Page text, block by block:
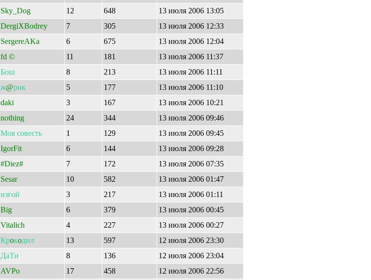
Sky_Dog 12 648
13 июля 2006 13:05
DergiXBodrey 7 305
13 июля 2006 12:33
SergereAKa 6 675
13 июля 2006 12:04
fd © 11 181
13 июля 2006 11:37
Бош 8 213
13 июля 2006 11:11
ж@рик 5 177
13 июля 2006 11:10
daki 3 167
13 июля 2006 10:21
nothing 24 344
13 июля 2006 09:46
Моя совесть 1 129
13 июля 2006 09:45
IgorFit 6 144
13 июля 2006 09:28
#Diez# 7 172
13 июля 2006 07:35
Sesar 10 582
13 июля 2006 01:47
изгой 3 217
13 июля 2006 01:11
Big 6 379
13 июля 2006 00:45
Vitalich 4 227
13 июля 2006 00:27
Крoкoдил 13 597
12 июля 2006 23:30
ДаТи 8 136
12 июля 2006 23:04
AVPo 17 458
12 июля 2006 22:56